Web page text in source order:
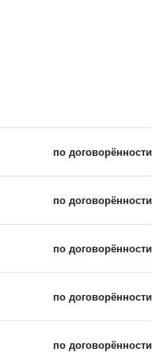
по договорённости
по договорённости
по договорённости
по договорённости
по договорённости